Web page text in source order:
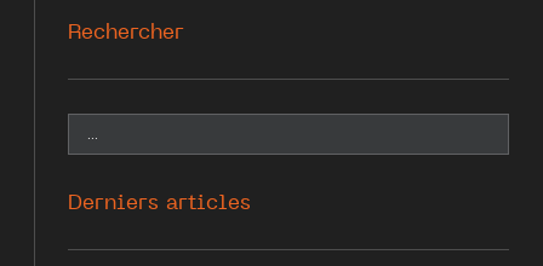
Rechercher
Derniers articles